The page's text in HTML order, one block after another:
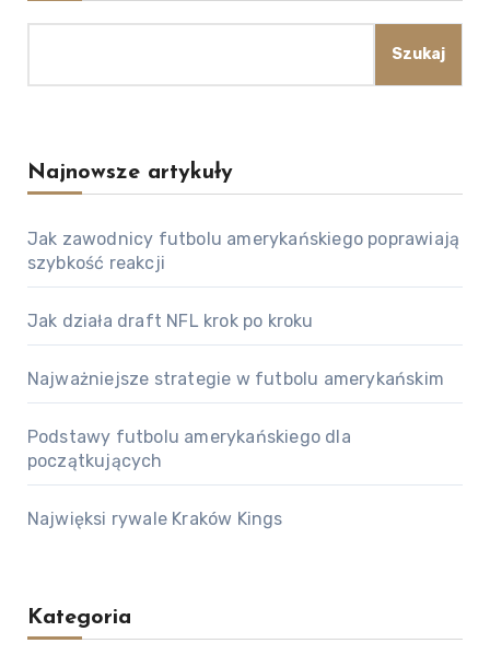
Szukaj
Najnowsze artykuły
Jak zawodnicy futbolu amerykańskiego poprawiają
szybkość reakcji
Jak działa draft NFL krok po kroku
Najważniejsze strategie w futbolu amerykańskim
Podstawy futbolu amerykańskiego dla
początkujących
Najwięksi rywale Kraków Kings
Kategoria